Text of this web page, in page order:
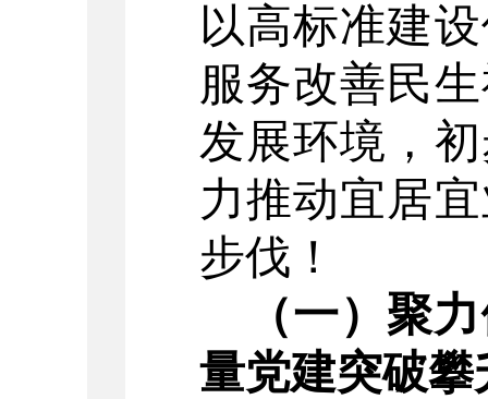
以高标准建
服务改善民
发展环境，
力推动宜居
步伐！
（一）聚
量党建突破攀